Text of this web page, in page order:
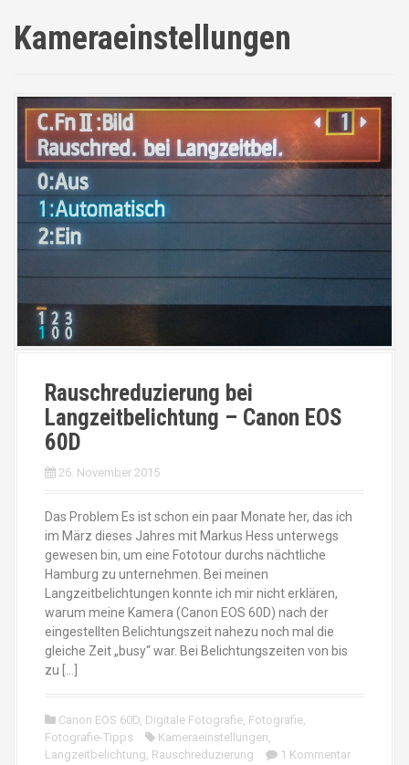
Kameraeinstellungen
Rauschreduzierung bei
Langzeitbelichtung – Canon EOS
60D
26. November 2015
Das Problem Es ist schon ein paar Monate her, das ich
im März dieses Jahres mit Markus Hess unterwegs
gewesen bin, um eine Fototour durchs nächtliche
Hamburg zu unternehmen. Bei meinen
Langzeitbelichtungen konnte ich mir nicht erklären,
warum meine Kamera (Canon EOS 60D) nach der
eingestellten Belichtungszeit nahezu noch mal die
gleiche Zeit „busy“ war. Bei Belichtungszeiten von bis
zu […]
Canon EOS 60D, Digitale Fotografie, Fotografie,
Fotografie-Tipps
Kameraeinstellungen,
Langzeitbelichtung, Rauschreduzierung 1 Kommentar